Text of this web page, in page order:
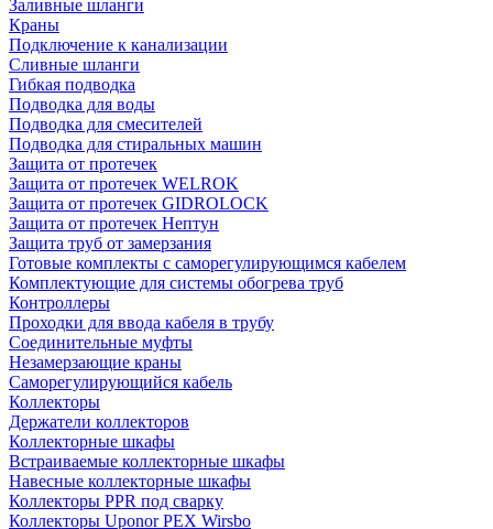
Заливные шланги
Краны
Подключение к канализации
Сливные шланги
Гибкая подводка
Подводка для воды
Подводка для смесителей
Подводка для стиральных машин
Защита от протечек
Защита от протечек WELROK
Защита от протечек GIDROLOCK
Защита от протечек Нептун
Защита труб от замерзания
Готовые комплекты с саморегулирующимся кабелем
Комплектующие для системы обогрева труб
Контроллеры
Проходки для ввода кабеля в трубу
Соединительные муфты
Незамерзающие краны
Саморегулирующийся кабель
Коллекторы
Держатели коллекторов
Коллекторные шкафы
Встраиваемые коллекторные шкафы
Навесные коллекторные шкафы
Коллекторы PPR под сварку
Коллекторы Uponor PEX Wirsbo